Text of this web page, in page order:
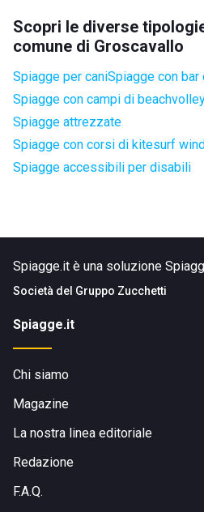
Scopri le diverse
comune di Groscavallo
Spiagge per caniSpiagge con
Spiagge con campi di
Spiagge attrezzate
Spiagge con corsi di kitesurf
Spiagge accessibili per disabili
Spiagge.it è una soluzione
Società del Gruppo Zucchetti
Spiagge.it
Chi siamo
Magazine
La nostra linea editoriale
Redazione
F.A.Q.